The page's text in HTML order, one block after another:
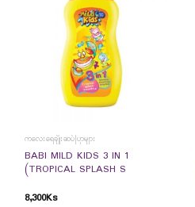
ကလေးရေချိုးဆပ်ပြာများ
BABI MILD KIDS 3 IN 1
(TROPICAL SPLASH S
8,300Ks